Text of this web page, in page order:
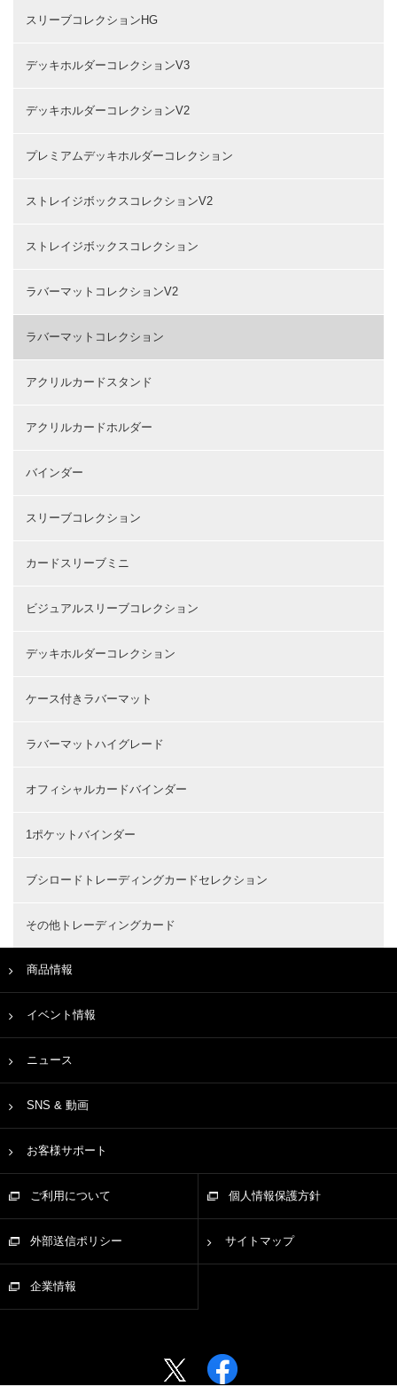
スリーブコレクションHG
デッキホルダーコレクションV3
デッキホルダーコレクションV2
プレミアムデッキホルダーコレクション
ストレイジボックスコレクションV2
ストレイジボックスコレクション
ラバーマットコレクションV2
ラバーマットコレクション
アクリルカードスタンド
アクリルカードホルダー
バインダー
スリーブコレクション
カードスリーブミニ
ビジュアルスリーブコレクション
デッキホルダーコレクション
ケース付きラバーマット
ラバーマットハイグレード
オフィシャルカードバインダー
1ポケットバインダー
ブシロードトレーディングカードセレクション
その他トレーディングカード
商品情報
イベント情報
ニュース
SNS & 動画
お客様サポート
ご利用について 個人情報保護方針
外部送信ポリシー サイトマップ
企業情報